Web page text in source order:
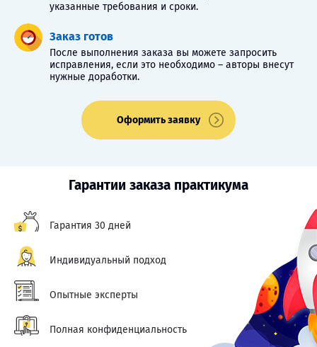
указанные требования и сроки.
Заказ готов
После выполнения заказа вы можете запросить
исправления, если это необходимо – авторы внесут
нужные доработки.
Оформить заявку
Гарантии заказа практикума
Гарантия 30 дней
Индивидуальный подход
Опытные эксперты
Полная конфиденциальность